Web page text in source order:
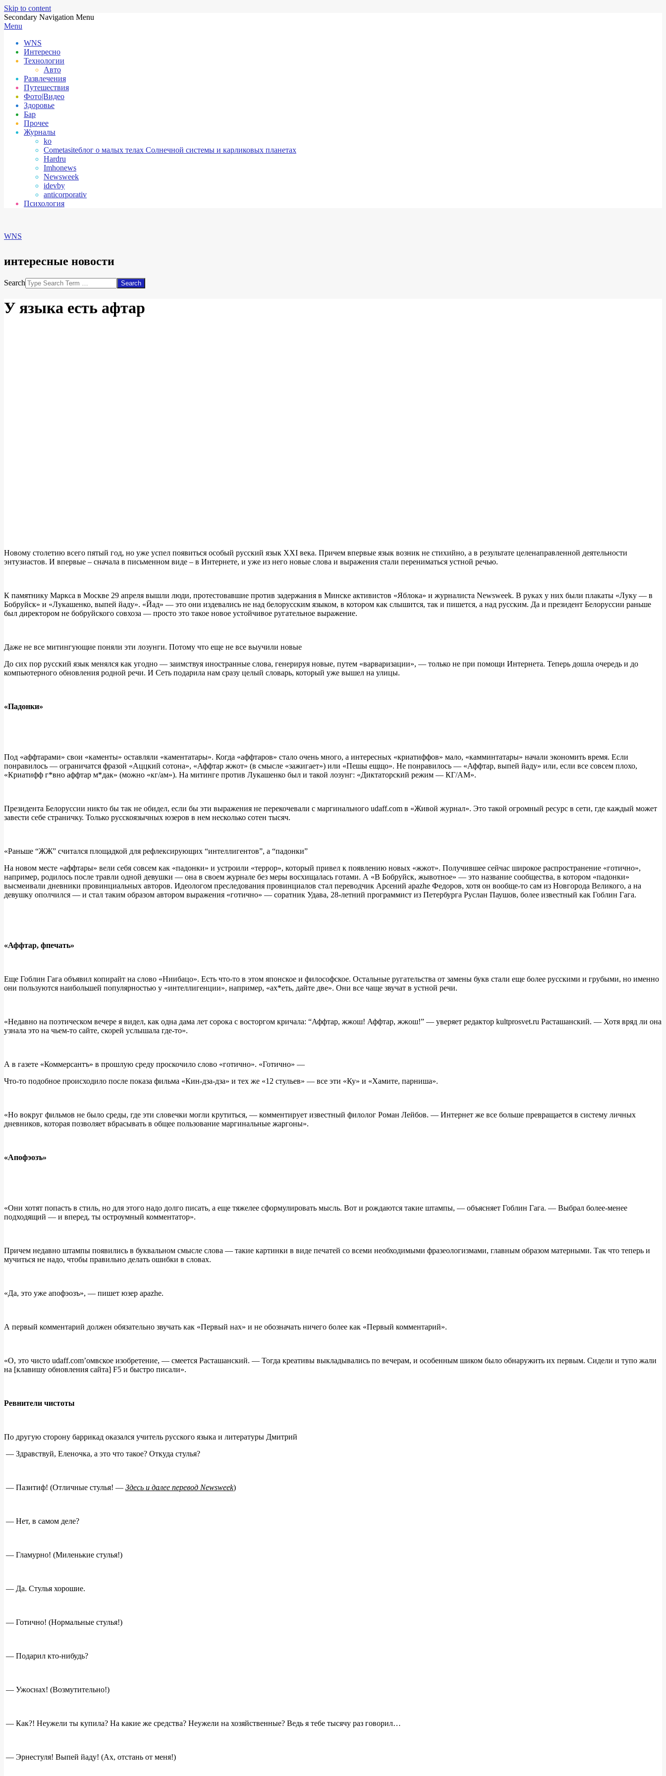
Skip to content
Secondary Navigation Menu
Menu
WNS
Интересно
Технологии
Авто
Развлечения
Путешествия
Фото|Видео
Здоровье
Бар
Прочее
Журналы
ko
Cometasiteблог о малых телах Солнечной системы и карликовых планетах
Hardru
Imhonews
Newsweek
idevby
anticorporativ
Психология
WNS
интересные новости
Search
У языка есть афтaр
Новому столетию всего пятый год, но уже успел появиться особый русский язык XXI века. Причем впервые язык возник не стихийно, а в результате целенаправленной деятельности
энтузиастов. И впервые – сначала в письменном виде – в Интернете, и уже из него новые слова и выражения стали перениматься устной речью.
К памятнику Маркса в Москве 29 апреля вышли люди, протестовавшие против задержания в Минске активистов «Яблока» и журналиста Newsweek. В руках у них были плакаты «Луку — в
Бобруйск» и «Лукашенко, выпей йаду». «Йад» — это они издевались не над белорусским языком, в котором как слышится, так и пишется, а над русским. Да и президент Белоруссии раньше
был директором не бобруйского совхоза — просто это такое новое устойчивое ругательное выражение.
Даже не все митингующие поняли эти лозунги. Потому что еще не все выучили новые
До сих пор русский язык менялся как угодно — заимствуя иностранные слова, генерируя новые, путем «варваризации», — только не при помощи Интернета. Теперь дошла очередь и до
компьютерного обновления родной речи. И Сеть подарила нам сразу целый словарь, который уже вышел на улицы.
«Падонки»
Под «аффтарами» свои «каменты» оставляли «каментатары». Когда «аффтаров» стало очень много, а интересных «криатиффов» мало, «камминтатары» начали экономить время. Если
понравилось — ограничатся фразой «Аццкий сотона», «Аффтар жжот» (в смысле «зажигает») или «Пешы ещщо». Не понравилось — «Аффтар, выпей йаду» или, если все совсем плохо,
«Криатифф г*вно аффтар м*дак» (можно «кг/ам»). На митинге против Лукашенко был и такой лозунг: «Диктаторский режим — КГ/АМ».
Президента Белоруссии никто бы так не обидел, если бы эти выражения не перекочевали с маргинального udaff.com в «Живой журнал». Это такой огромный ресурс в сети, где каждый может
завести себе страничку. Только русскоязычных юзеров в нем несколько сотен тысяч.
«Раньше “ЖЖ” считался площадкой для рефлексирующих “интеллигентов”, а “падонки”
На новом месте «аффтары» вели себя совсем как «падонки» и устроили «террор», который привел к появлению новых «жжот». Получившее сейчас широкое распространение «готично»,
например, родилось после травли одной девушки — она в своем журнале без меры восхищалась готами. А «В Бобруйск, жывотное» — это название сообщества, в котором «падонки»
высмеивали дневники провинциальных авторов. Идеологом преследования провинциалов стал переводчик Арсений apazhe Федоров, хотя он вообще-то сам из Новгорода Великого, а на
девушку ополчился — и стал таким образом автором выражения «готично» — соратник Удава, 28-летний программист из Петербурга Руслан Паушов, более известный как Гоблин Гага.
«Аффтар, фпечать»
Еще Гоблин Гага объявил копирайт на слово «Ниибацо». Есть что-то в этом японское и философское. Остальные ругательства от замены букв стали еще более русскими и грубыми, но именно
они пользуются наибольшей популярностью у «интеллигенции», например, «ах*еть, дайте две». Они все чаще звучат в устной речи.
«Недавно на поэтическом вечере я видел, как одна дама лет сорока с восторгом кричала: “Аффтар, жжош! Аффтар, жжош!” — уверяет редактор kultprosvet.ru Расташанский. — Хотя вряд ли она
узнала это на чьем-то сайте, скорей услышала где-то».
А в газете «Коммерсантъ» в прошлую среду проскочило слово «готично». «Готично» —
Что-то подобное происходило после показа фильма «Кин-дза-дза» и тех же «12 стульев» — все эти «Ку» и «Хамите, парниша».
«Но вокруг фильмов не было среды, где эти словечки могли крутиться, — комментирует известный филолог Роман Лейбов. — Интернет же все больше превращается в систему личных
дневников, которая позволяет вбрасывать в общее пользование маргинальные жаргоны».
«Апофэозъ»
«Они хотят попасть в стиль, но для этого надо долго писать, а еще тяжелее сформулировать мысль. Вот и рождаются такие штампы, — объясняет Гоблин Гага. — Выбрал более-менее
подходящий — и вперед, ты остроумный комментатор».
Причем недавно штампы появились в буквальном смысле слова — такие картинки в виде печатей со всеми необходимыми фразеологизмами, главным образом матерными. Так что теперь и
мучиться не надо, чтобы правильно делать ошибки в словах.
«Да, это уже апофэозъ», — пишет юзер apazhe.
А первый комментарий должен обязательно звучать как «Первый нах» и не обозначать ничего более как «Первый комментарий».
«О, это чисто udaff.com’омвское изобретение, — смеется Расташанский. — Тогда креативы выкладывались по вечерам, и особенным шиком было обнаружить их первым. Сидели и тупо жали
на [клавишу обновления сайта] F5 и быстро писали».
Ревнители чистоты
По другую сторону баррикад оказался учитель русского языка и литературы Дмитрий
— Здравствуй, Еленочка, а это что такое? Откуда стулья?
— Пазитиф! (Отличные стулья! — Здесь и далее перевод Newsweek)
— Нет, в самом деле?
— Гламурно! (Миленькие стулья!)
— Да. Стулья хорошие.
— Готично! (Нормальные стулья!)
— Подарил кто-нибудь?
— Ужоснах! (Возмутительно!)
— Как?! Неужели ты купила? На какие же средства? Неужели на хозяйственные? Ведь я тебе тысячу раз говорил…
— Эрнестуля! Выпей йаду! (Ах, отстань от меня!)